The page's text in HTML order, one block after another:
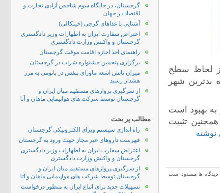
لحاظ سطح
بدترین شهر
بهبود است
تثبیت
نوشته
دیدگاه ها مسدود است
گرجستان، در جایگاه سوم شاخص آزادی تجارت و
اقتصاد در جهان
آشنایی با غذاهای گرجی (خینکالی)
اعتراض سفارت ایران به اظهارات وزیر دادگستری
گرجستان و واکنش وزارت دادگستری
راهنمای اخذ اجازه اقامت موقت گرجستان
برگزاری پنجمین جشنواره شراب در گرجستان
میزان تابش اشعه ماورای بنفش در باتومی به مرز
هشدار رسید
از سرگیری پروازهای مستقیم میان ایران و
گرجستان توسط شرکت های هواپیمایی ماهان و آتا
مطالب پر بحث
راه اندازی سیستم ویزای الکترونیکی گرجستان
فهرست داروهای غیر مجاز جهت ورود به گرجستان
اعتراض سفارت ایران به اظهارات وزیر دادگستری
گرجستان و واکنش وزارت دادگستری
از سرگیری پروازهای مستقیم میان ایران و
گرجستان توسط شرکت های هواپیمایی ماهان و آتا
تسهیلات جدید برای اتباع ایران به منظور درخواست